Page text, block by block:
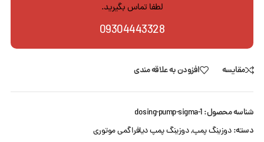
لطفا تماس بگیرید.
09304443328
مقایسه افزودن به علاقه مندی
شناسه محصول:dosing-pump-sigma-1
دسته: دوزینگ پمپ,دوزینگ پمپ دیافراگمی موتوری